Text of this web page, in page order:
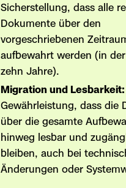
Sicherstellung, dass alle
Dokumente über den
vorgeschriebenen
aufbewahrt werden (in
zehn Jahre).
Migration und Lesbarkeit:
Gewährleistung, dass die
über die gesamte
hinweg lesbar und
bleiben, auch bei
Änderungen oder